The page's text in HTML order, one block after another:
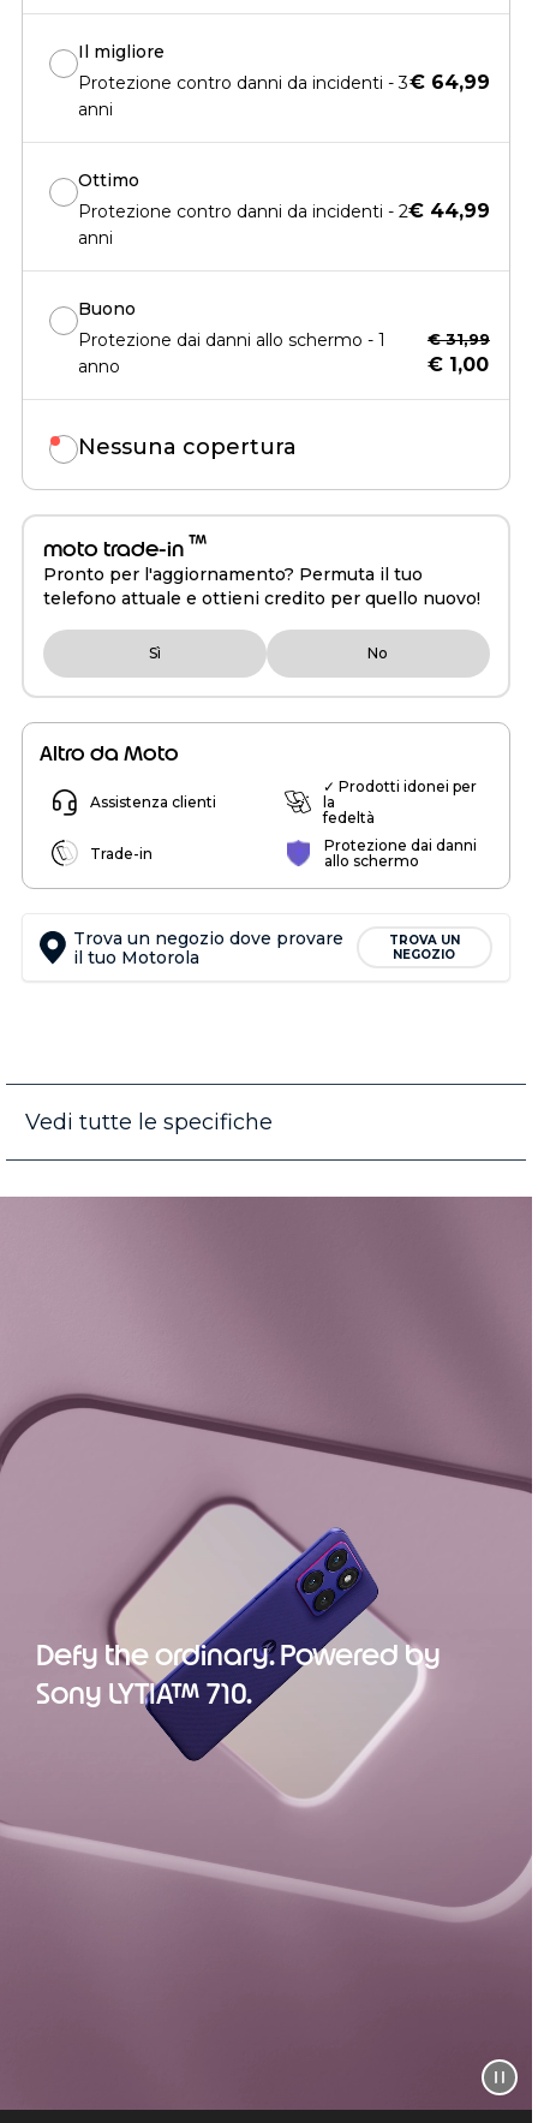
Il migliore
Protezione contro danni da incidenti - 3
anni
€ 64,99
Ottimo
Protezione contro danni da incidenti - 2
anni
€ 44,99
Buono
Protezione dai danni allo schermo - 1
anno
€ 31,99
€ 1,00
Nessuna copertura
moto trade-in ™
Pronto per l'aggiornamento? Permuta il tuo
telefono attuale e ottieni credito per quello nuovo!
Sì No
Altro da Moto
Assistenza clienti
✓ Prodotti idonei per
la
fedeltà
Trade-in
Protezione dai danni
allo schermo
Trova un negozio dove provare
il tuo Motorola
TROVA UN
NEGOZIO
Vedi tutte le specifiche
Defy the ordinary. Powered by
Sony LYTIA™ 710.